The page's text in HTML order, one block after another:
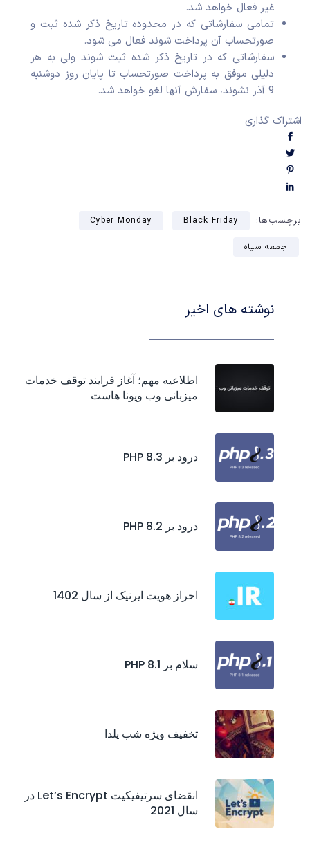
غیر فعال خواهد شد.
تمامی سفارشاتی که در محدوده تاریخ ذکر شده ثبت و
صورتحساب آن پرداخت شوند فعال می شود.
سفارشاتی که در تاریخ ذکر شده ثبت شوند ولی به هر
دلیلی موفق به پرداخت صورتحساب تا پایان روز دوشنبه
9 آذر نشوند، سفارش آنها لغو خواهد شد.
اشتراک گذاری
برچسب‌ها: Black Friday
Cyber Monday
جمعه سیاه
نوشته های اخیر
اطلاعیه مهم؛ آغاز فرایند توقف خدمات
میزبانی وب ویونا هاست
درود بر PHP 8.3
درود بر PHP 8.2
احراز هويت ايرنيک از سال 1402
سلام بر PHP 8.1
تخفیف ویژه شب یلدا
انقضای سرتیفیکیت‌ Let’s Encrypt در
سال 2021